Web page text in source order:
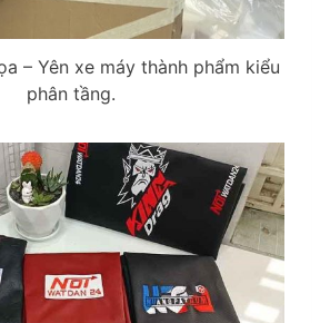
– Yên xe máy thành phẩm kiểu
phân tầng.